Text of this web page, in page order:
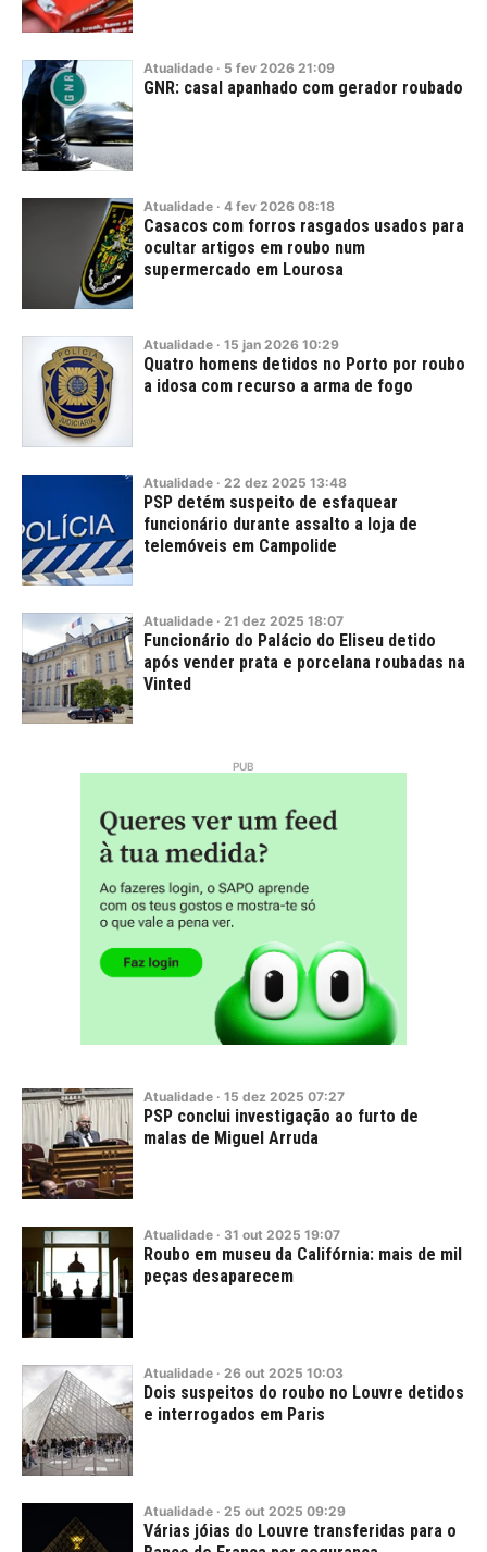
Atualidade · 5 fev 2026 21:09
GNR: casal apanhado com gerador roubado
Atualidade · 4 fev 2026 08:18
Casacos com forros rasgados usados para
ocultar artigos em roubo num
supermercado em Lourosa
Atualidade · 15 jan 2026 10:29
Quatro homens detidos no Porto por roubo
a idosa com recurso a arma de fogo
Atualidade · 22 dez 2025 13:48
PSP detém suspeito de esfaquear
funcionário durante assalto a loja de
telemóveis em Campolide
Atualidade · 21 dez 2025 18:07
Funcionário do Palácio do Eliseu detido
após vender prata e porcelana roubadas na
Vinted
Atualidade · 15 dez 2025 07:27
PSP conclui investigação ao furto de
malas de Miguel Arruda
Atualidade · 31 out 2025 19:07
Roubo em museu da Califórnia: mais de mil
peças desaparecem
Atualidade · 26 out 2025 10:03
Dois suspeitos do roubo no Louvre detidos
e interrogados em Paris
Atualidade · 25 out 2025 09:29
Várias jóias do Louvre transferidas para o